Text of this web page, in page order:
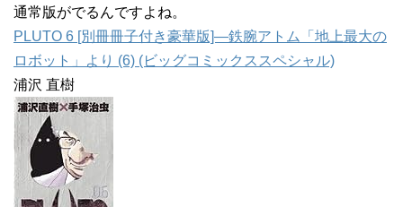
通常版がでるんですよね。
PLUTO 6 [別冊冊子付き豪華版]―鉄腕アトム「地上最大の
ロボット」より (6) (ビッグコミックススペシャル)
浦沢 直樹